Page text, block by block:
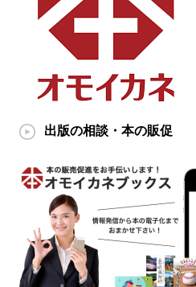
出版の相談・本の販促